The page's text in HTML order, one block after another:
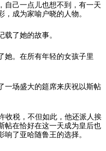
自己一点儿也想不到，有一天
成为家喻户晓的人物。
了她的故事。
她。在所有年轻的女孩子里
一场盛大的筵席来庆祝以斯帖
收税，不但如此，他还派人挨
帖在恰好在这一天成为皇后也
了亚哈随鲁王的选择。